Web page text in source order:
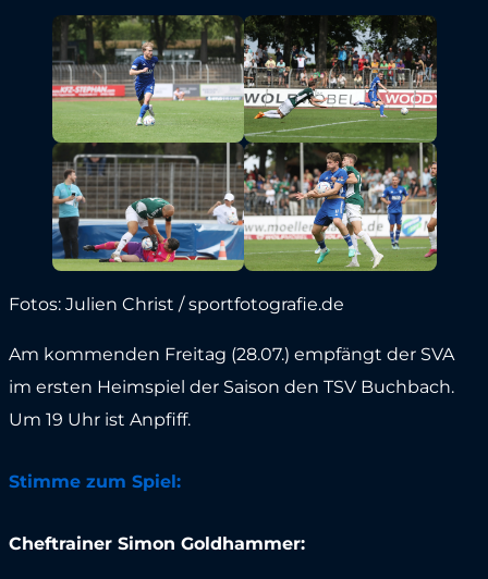
Fotos: Julien Christ / sportfotografie.de
Am kommenden Freitag (28.07.) empfängt der SVA
im ersten Heimspiel der Saison den TSV Buchbach.
Um 19 Uhr ist Anpfiff.
Stimme zum Spiel:
Cheftrainer Simon Goldhammer: